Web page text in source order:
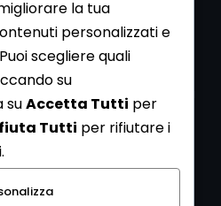
di archeologia realizzata
iscriviti alla nostra
dichiara di aver letto
di acconsentire al trattamento
la tua
personalizzati e
scegliere quali
su
suAccetta Tutti per
Tutti per rifiutare i